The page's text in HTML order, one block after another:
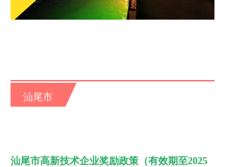
汕尾市
汕尾市高新技术企业奖励政策（有效期至2025